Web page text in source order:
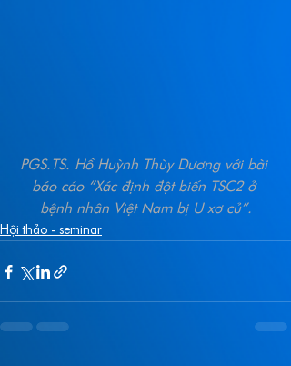
PGS.TS. Hồ Huỳnh Thùy Dương với bài
báo cáo “Xác định đột biến TSC2 ở
bệnh nhân Việt Nam bị U xơ củ”.
Hội thảo - seminar